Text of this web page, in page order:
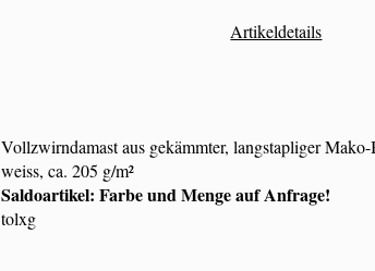
Artikeldetails
Vollzwirndamast aus gekämmter, langstapliger
weiss, ca. 205 g/m²
Saldoartikel: Farbe und Menge auf Anfrage!
tolxg